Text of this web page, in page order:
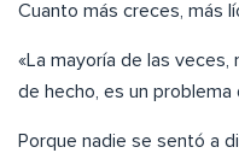
Cuanto más creces, más
«La mayoría de las veces,
de hecho, es un problema
Porque nadie se sentó a